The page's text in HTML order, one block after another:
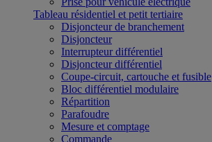
Tableau résidentiel et petit tertiaire
Disjoncteur de branchement
Disjoncteur
Interrupteur différentiel
Disjoncteur différentiel
Coupe-circuit, cartouche et fusible
Bloc différentiel modulaire
Répartition
Parafoudre
Mesure et comptage
Commande